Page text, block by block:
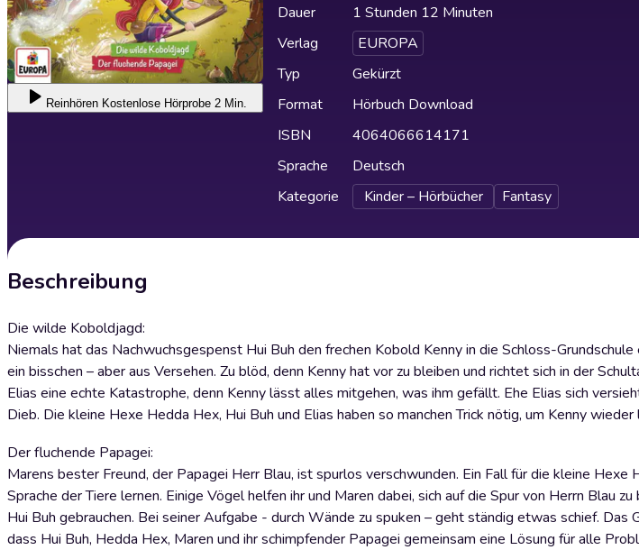
Reinhören Kostenlose Hörprobe 2 Min.
Dauer
1 Stunden 12 Minuten
Verlag
EUROPA
Typ
Gekürzt
Format
Hörbuch Download
ISBN
4064066614171
Sprache
Deutsch
Kategorie
Kinder – Hörbücher Fantasy
Beschreibung
Die wilde Koboldjagd:
Niemals hat das Nachwuchsgespenst Hui Buh den frechen Kobold Kenny in die Schloss-
ein bisschen – aber aus Versehen. Zu blöd, denn Kenny hat vor zu bleiben und richtet sich in der
Elias eine echte Katastrophe, denn Kenny lässt alles mitgehen, was ihm gefällt. Ehe Elias sich
Dieb. Die kleine Hexe Hedda Hex, Hui Buh und Elias haben so manchen Trick nötig, um Kenny wieder
Der fluchende Papagei:
Marens bester Freund, der Papagei Herr Blau, ist spurlos verschwunden. Ein Fall für die kleine Hexe
Sprache der Tiere lernen. Einige Vögel helfen ihr und Maren dabei, sich auf die Spur von Herrn Blau
Hui Buh gebrauchen. Bei seiner Aufgabe - durch Wände zu spuken – geht ständig etwas schief.
dass Hui Buh, Hedda Hex, Maren und ihr schimpfender Papagei gemeinsam eine Lösung für alle